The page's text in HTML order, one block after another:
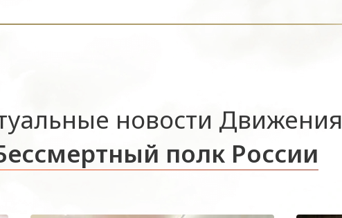
новости Движения
полк России